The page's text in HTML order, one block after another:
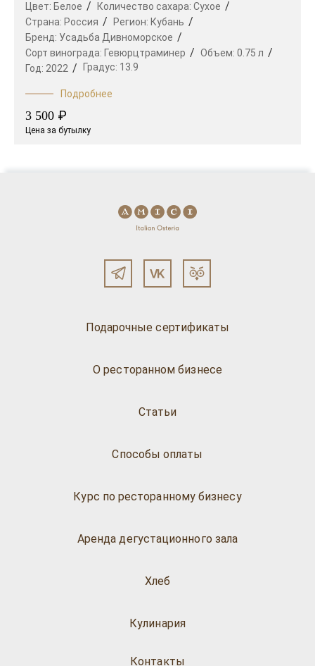
Цвет: Белое Количество сахара: Сухое
Страна: Россия Регион: Кубань
Бренд: Усадьба Дивноморское
Сорт винограда: Гевюрцтраминер Объем: 0.75 л
Год: 2022 Градус: 13.9
Подробнее
3 500 ₽
Цена за бутылку
Подарочные сертификаты
О ресторанном бизнесе
Статьи
Способы оплаты
Курс по ресторанному бизнесу
Аренда дегустационного зала
Хлеб
Кулинария
Контакты